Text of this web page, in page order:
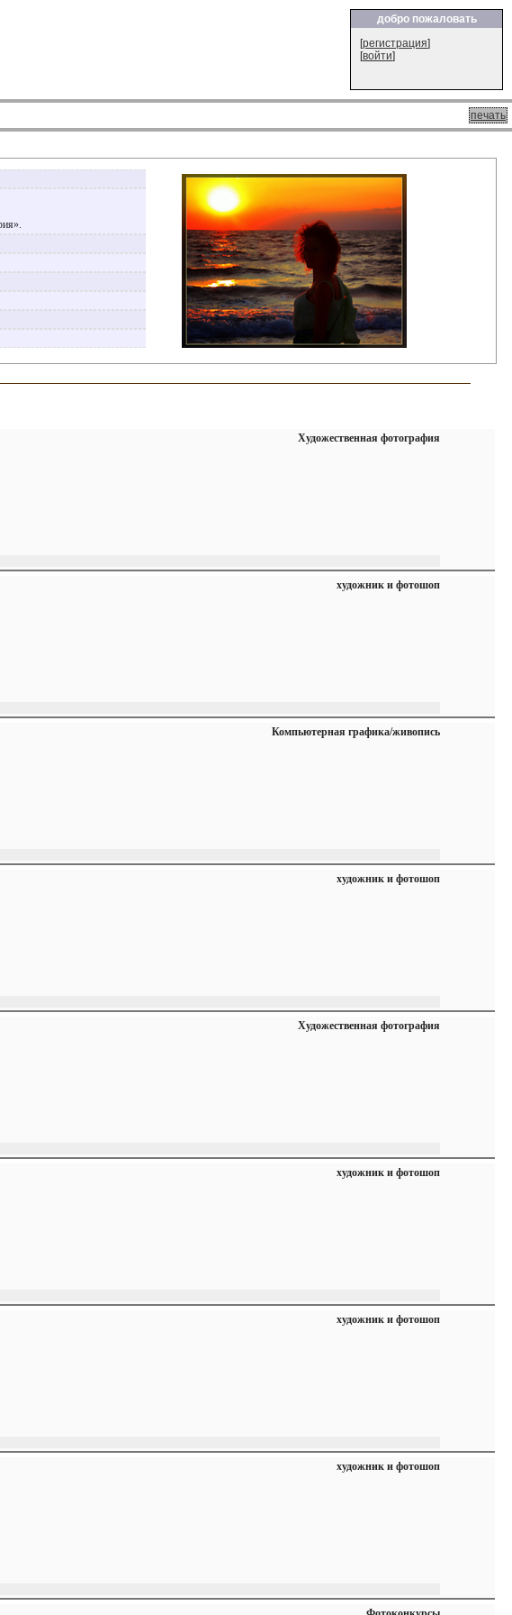
добро пожаловать
[регистрация]
[войти]
печать
Художественная фотография
художник и фотошоп
Компьютерная графика/живопись
художник и фотошоп
Художественная фотография
художник и фотошоп
художник и фотошоп
художник и фотошоп